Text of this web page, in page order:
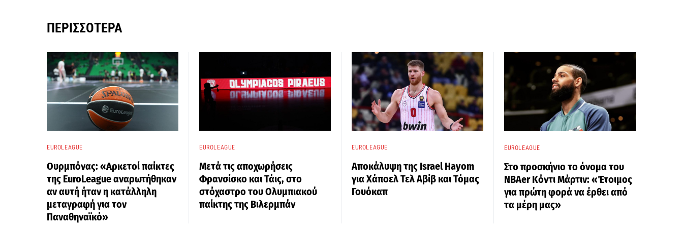
ΠΕΡΙΣΣΌΤΕΡΑ
EUROLEAGUE
Ουρμπόνας: «Αρκετοί παίκτες
της EuroLeague αναρωτήθηκαν
αν αυτή ήταν η κατάλληλη
μεταγραφή για τον
Παναθηναϊκό»
EUROLEAGUE
Μετά τις αποχωρήσεις
Φρανσίσκο και Τάις, στο
στόχαστρο του Ολυμπιακού
παίκτης της Βιλερμπάν
EUROLEAGUE
Αποκάλυψη της Israel Hayom
για Χάποελ Τελ Αβίβ και Τόμας
Γουόκαπ
EUROLEAGUE
Στο προσκήνιο το όνομα του
ΝΒΑer Κόντι Μάρτιν: «Έτοιμος
για πρώτη φορά να έρθει από
τα μέρη μας»